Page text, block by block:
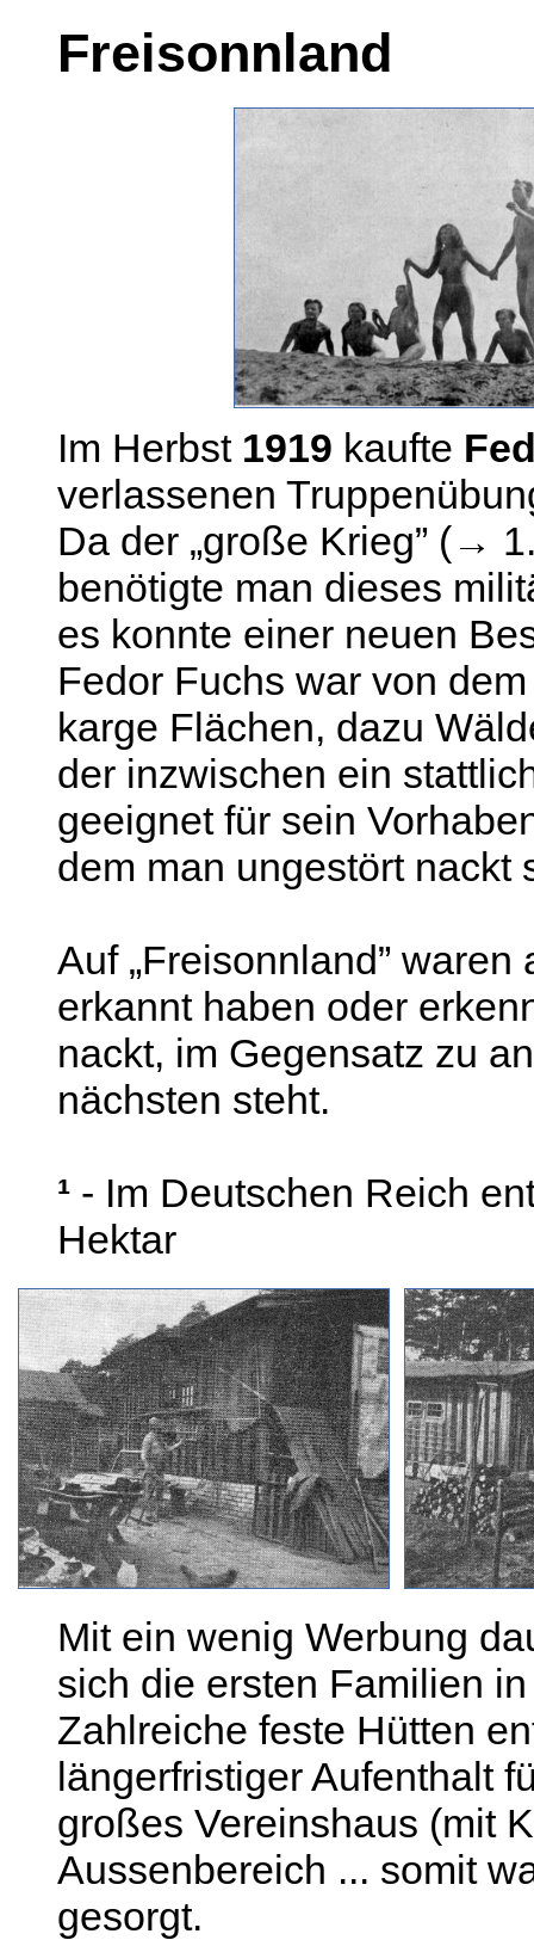
Freisonnland
Im Herbst 1919 kaufte
verlassenen
Da der „große Krieg” (→
benötigte man dieses
es konnte einer neuen
Fedor Fuchs war von
karge Flächen, dazu
der inzwischen ein
geeignet für sein
dem man ungestört nackt
Auf „Freisonnland”
erkannt haben oder
nackt, im Gegensatz zu
nächsten steht.
¹ - Im Deutschen Reich
Hektar
Mit ein wenig Werbung
sich die ersten Familien
Zahlreiche feste Hütten
längerfristiger Aufenthalt
großes Vereinshaus (mit
Aussenbereich ... somit
gesorgt.